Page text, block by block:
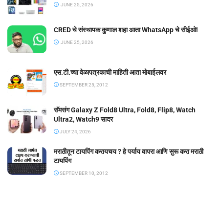
JUNE 25, 2026
CRED चे संस्थापक कुणाल शहा आता WhatsApp चे सीईओ!
JUNE 25, 2026
एस.टी.च्या वेळापत्रकाची माहिती आता मोबाईलवर
SEPTEMBER 25, 2012
सॅमसंग Galaxy Z Fold8 Ultra, Fold8, Flip8, Watch
Ultra2, Watch9 सादर
JULY 24, 2026
मराठीतून टायपिंग करायचय ? हे पर्याय वापरा आणि सुरू करा मराठी
टायपिंग
SEPTEMBER 10, 2012